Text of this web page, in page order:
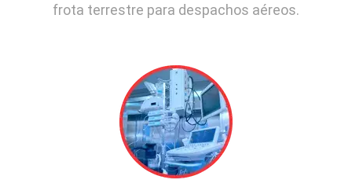
frota terrestre para despachos aéreos.